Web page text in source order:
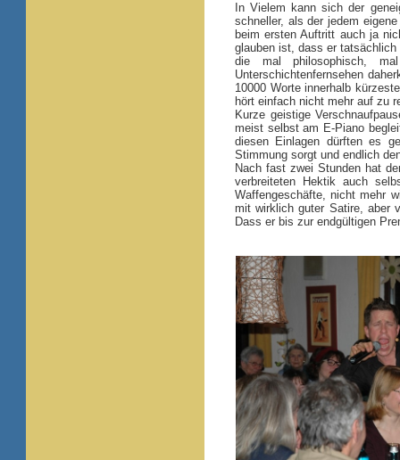
In Vielem kann sich der
schneller, als der jedem
beim ersten Auftritt auch ja
glauben ist, dass er
die mal philosophisch,
Unterschichtenfernsehen
10000 Worte innerhalb
hört einfach nicht mehr auf zu
Kurze geistige
meist selbst am E-Piano
diesen Einlagen dürften es
Stimmung sorgt und endlich
Nach fast zwei Stunden hat
verbreiteten Hektik auch
Waffengeschäfte, nicht mehr
mit wirklich guter Satire, aber
Dass er bis zur endgültigen